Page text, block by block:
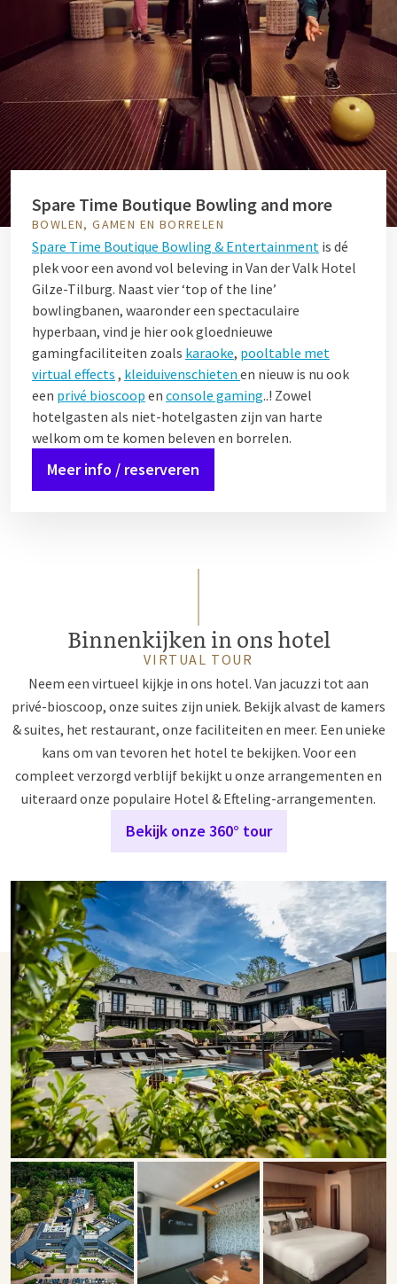
Spare Time Boutique Bowling and more
BOWLEN, GAMEN EN BORRELEN
Spare Time Boutique Bowling & Entertainment is dé
plek voor een avond vol beleving in Van der Valk Hotel
Gilze-Tilburg. Naast vier ‘top of the line’
bowlingbanen, waaronder een spectaculaire
hyperbaan, vind je hier ook gloednieuwe
gamingfaciliteiten zoals karaoke, pooltable met
virtual effects , kleiduivenschieten en nieuw is nu ook
een privé bioscoop en console gaming..! Zowel
hotelgasten als niet-hotelgasten zijn van harte
welkom om te komen beleven en borrelen.
Meer info / reserveren
Binnenkijken in ons hotel
VIRTUAL TOUR
Neem een virtueel kijkje in ons hotel. Van jacuzzi tot aan
privé-bioscoop, onze suites zijn uniek. Bekijk alvast de kamers
& suites, het restaurant, onze faciliteiten en meer. Een unieke
kans om van tevoren het hotel te bekijken. Voor een
compleet verzorgd verblijf bekijkt u onze arrangementen en
uiteraard onze populaire Hotel & Efteling-arrangementen.
Bekijk onze 360° tour